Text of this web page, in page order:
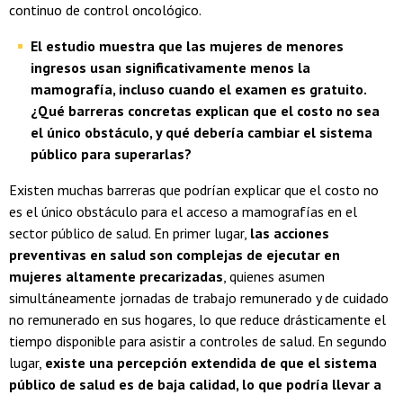
continuo de control oncológico.
El estudio muestra que las mujeres de menores
ingresos usan significativamente menos la
mamografía, incluso cuando el examen es gratuito.
¿Qué barreras concretas explican que el costo no sea
el único obstáculo, y qué debería cambiar el sistema
público para superarlas?
Existen muchas barreras que podrían explicar que el costo no
es el único obstáculo para el acceso a mamografías en el
sector público de salud. En primer lugar, las acciones
preventivas en salud son complejas de ejecutar en
mujeres altamente precarizadas, quienes asumen
simultáneamente jornadas de trabajo remunerado y de cuidado
no remunerado en sus hogares, lo que reduce drásticamente el
tiempo disponible para asistir a controles de salud. En segundo
lugar, existe una percepción extendida de que el sistema
público de salud es de baja calidad, lo que podría llevar a